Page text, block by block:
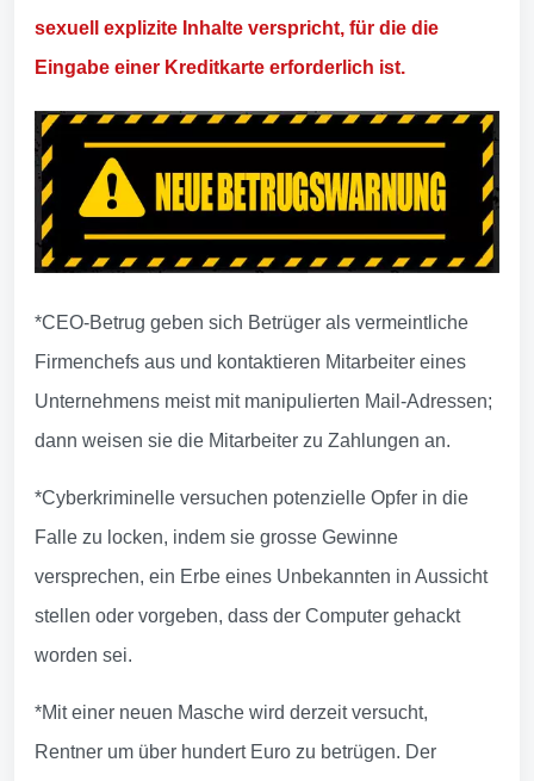
sexuell explizite Inhalte verspricht, für die die
Eingabe einer Kreditkarte erforderlich ist.
*CEO-Betrug geben sich Betrüger als vermeintliche
Firmenchefs aus und kontaktieren Mitarbeiter eines
Unternehmens meist mit manipulierten Mail-Adressen;
dann weisen sie die Mitarbeiter zu Zahlungen an.
*Cyberkriminelle versuchen potenzielle Opfer in die
Falle zu locken, indem sie grosse Gewinne
versprechen, ein Erbe eines Unbekannten in Aussicht
stellen oder vorgeben, dass der Computer gehackt
worden sei.
*Mit einer neuen Masche wird derzeit versucht,
Rentner um über hundert Euro zu betrügen. Der